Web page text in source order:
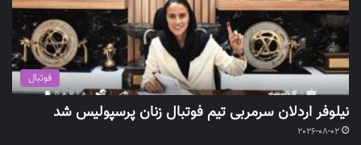
فوتبال
نیلوفر اردلان سرمربی تیم فوتبال زنان پرسپولیس شد
2026-08-02